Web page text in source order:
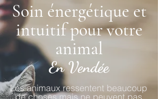
Soin énergétique et
intuitif pour votre
animal
En Vendée
Les animaux ressentent beaucoup